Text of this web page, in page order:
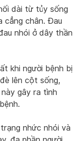
dài từ tủy sống
cẳng chân. Đau
nhói ở dây thần
khi người bệnh bị
lên cột sống,
gây ra tình
nhức nhói và